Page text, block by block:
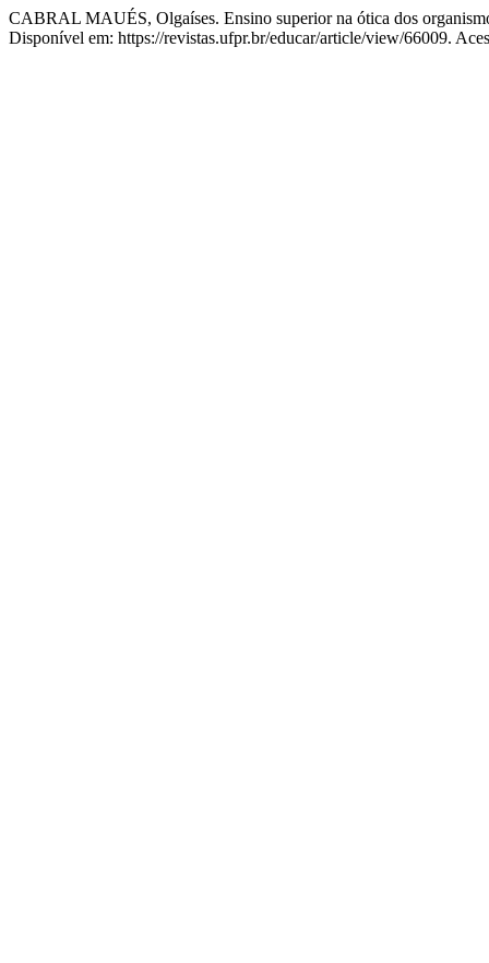
CABRAL MAUÉS, Olgaíses. Ensino superior na ótica dos
Disponível em: https://revistas.ufpr.br/educar/article/view/66009.